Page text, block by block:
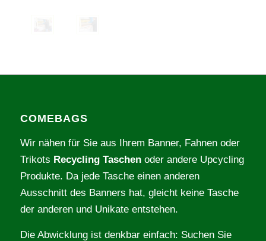
COMEBAGS
Wir nähen für Sie aus Ihrem Banner, Fahnen oder
Trikots Recycling Taschenoder andere Upcycling
Produkte. Da jede Tasche einen anderen
Ausschnitt des Banners hat, gleicht keine Tasche
der anderen und Unikate entstehen.
Die Abwicklung ist denkbar einfach: Suchen Sie